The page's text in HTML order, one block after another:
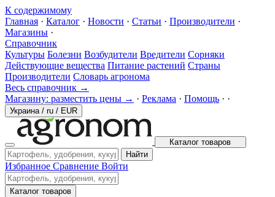
К содержимому
Главная · Каталог · Новости · Статьи · Производители ·
Магазины ·
Справочник
Культуры Болезни Возбудители Вредители Сорняки
Действующие вещества Питание растений Страны
Производители Словарь агронома
Весь справочник →
Магазину: разместить цены → · Реклама · Помощь · ·
Украина / ru / EUR
Каталог товаров
Найти
Избранное Сравнение Войти
Каталог товаров